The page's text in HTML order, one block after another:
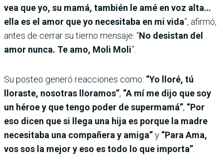
vea que yo, su mamá, también le amé en voz alta…
ella es el amor que yo necesitaba en mi vida”, afirmó,
antes de cerrar su tierno mensaje: “No desistan del
amor nunca. Te amo, Moli Moli”.
Su posteo generó reacciones como: “Yo lloré, tú
lloraste, nosotras lloramos”, “A mí me dijo que soy
un héroe y que tengo poder de supermamá”, “Por
eso dicen que si llega una hija es porque la madre
necesitaba una compañera y amiga”y “Para Ama,
vos sos la mejor y eso es todo lo que importa”.